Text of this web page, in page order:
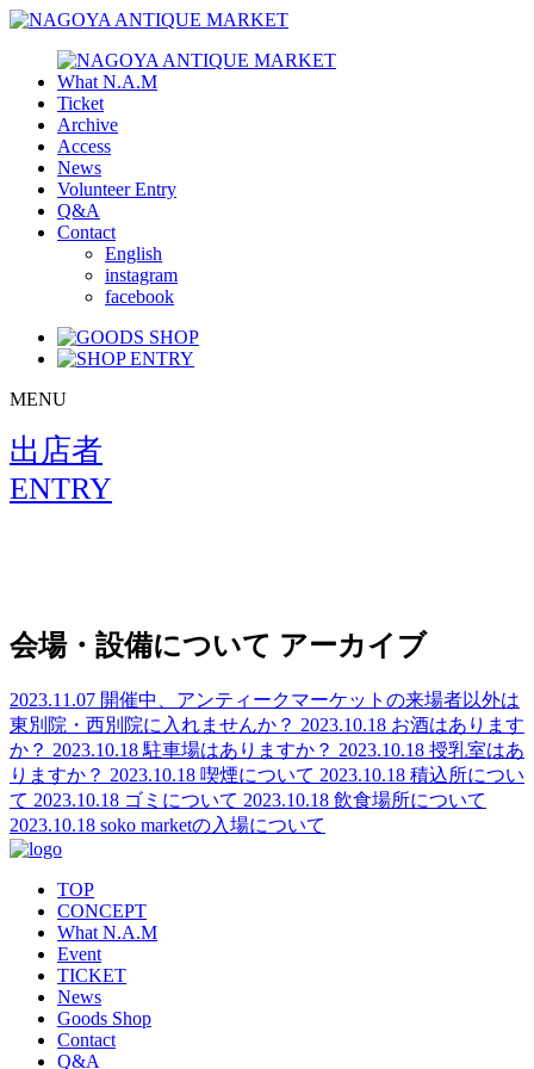
What N.A.M
Ticket
Archive
Access
News
Volunteer Entry
Q&A
Contact
English
instagram
facebook
MENU
出店者
ENTRY
会場・設備について アーカイブ
2023.11.07 開催中、アンティークマーケットの来場者以外は
東別院・西別院に入れませんか？ 2023.10.18 お酒はあります
か？ 2023.10.18 駐車場はありますか？ 2023.10.18 授乳室はあ
りますか？ 2023.10.18 喫煙について 2023.10.18 積込所につい
て 2023.10.18 ゴミについて 2023.10.18 飲食場所について
2023.10.18 soko marketの入場について
TOP
CONCEPT
What N.A.M
Event
TICKET
News
Goods Shop
Contact
Q&A